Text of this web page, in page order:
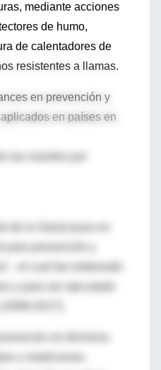
mediante acciones
de humo,
de calentadores de
resistentes a llamas.
en prevención y
en países en
de la Salud puso en
2017).